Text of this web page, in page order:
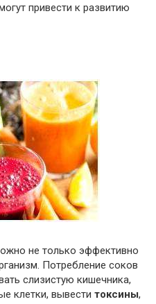
привести к развитию
не только эффективно
Потребление соков
слизистую кишечника,
клетки, вывести токсины,